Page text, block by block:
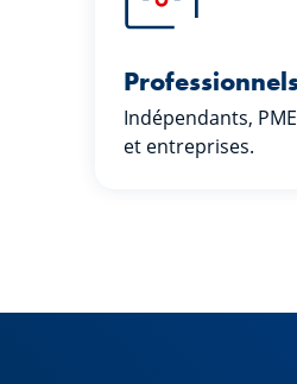
Indépendants,
et entreprises.